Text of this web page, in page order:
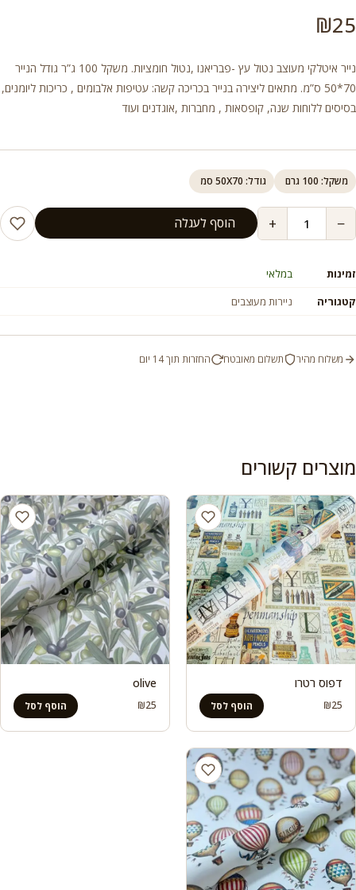
₪25
נייר איטלקי מעוצב נטול עץ -פבריאנו ,נטול חומציות. משקל 100 ג”ר גודל הנייר
70*50 ס”מ. מתאים ליצירה בנייר בכריכה קשה: עטיפות אלבומים , כריכות ליומנים,
בסיסים ללוחות שנה, קופסאות , מחברות ,אוגדנים ועוד
משקל: 100 גרם גודל: 50X70 סמ
−
+ הוסף לעגלה
זמינות
במלאי
קטגוריה
ניירות מעוצבים
משלוח מהיר תשלום מאובטח החזרות תוך 14 יום
מוצרים קשורים
דפוס רטרו
₪25 הוסף לסל
olive
₪25 הוסף לסל